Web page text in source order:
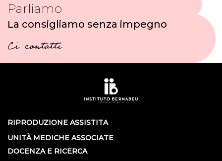
Parliamo
La consigliamo senza impegno
Ci contatti
RIPRODUZIONE ASSISTITA
UNITÀ MEDICHE ASSOCIATE
DOCENZA E RICERCA